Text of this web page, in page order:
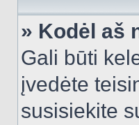
» Kodėl aš
Gali būti
įvedėte
susisiekite